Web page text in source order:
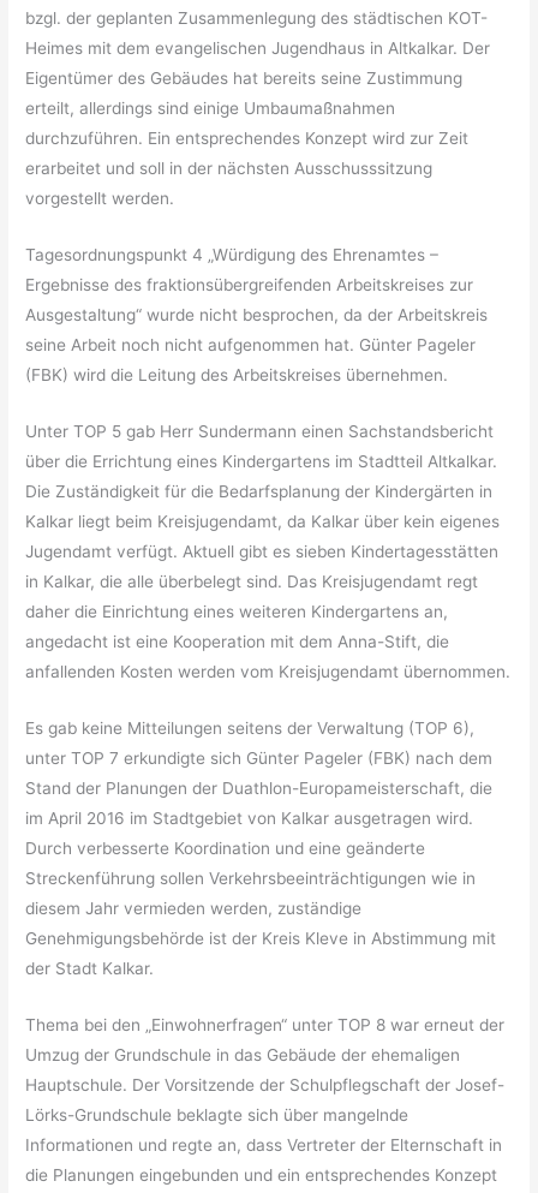
bzgl. der geplanten Zusammenlegung des städtischen KOT-
Heimes mit dem evangelischen Jugendhaus in Altkalkar. Der
Eigentümer des Gebäudes hat bereits seine Zustimmung
erteilt, allerdings sind einige Umbaumaßnahmen
durchzuführen. Ein entsprechendes Konzept wird zur Zeit
erarbeitet und soll in der nächsten Ausschusssitzung
vorgestellt werden.
Tagesordnungspunkt 4 „Würdigung des Ehrenamtes –
Ergebnisse des fraktionsübergreifenden Arbeitskreises zur
Ausgestaltung“ wurde nicht besprochen, da der Arbeitskreis
seine Arbeit noch nicht aufgenommen hat. Günter Pageler
(FBK) wird die Leitung des Arbeitskreises übernehmen.
Unter TOP 5 gab Herr Sundermann einen Sachstandsbericht
über die Errichtung eines Kindergartens im Stadtteil Altkalkar.
Die Zuständigkeit für die Bedarfsplanung der Kindergärten in
Kalkar liegt beim Kreisjugendamt, da Kalkar über kein eigenes
Jugendamt verfügt. Aktuell gibt es sieben Kindertagesstätten
in Kalkar, die alle überbelegt sind. Das Kreisjugendamt regt
daher die Einrichtung eines weiteren Kindergartens an,
angedacht ist eine Kooperation mit dem Anna-Stift, die
anfallenden Kosten werden vom Kreisjugendamt übernommen.
Es gab keine Mitteilungen seitens der Verwaltung (TOP 6),
unter TOP 7 erkundigte sich Günter Pageler (FBK) nach dem
Stand der Planungen der Duathlon-Europameisterschaft, die
im April 2016 im Stadtgebiet von Kalkar ausgetragen wird.
Durch verbesserte Koordination und eine geänderte
Streckenführung sollen Verkehrsbeeinträchtigungen wie in
diesem Jahr vermieden werden, zuständige
Genehmigungsbehörde ist der Kreis Kleve in Abstimmung mit
der Stadt Kalkar.
Thema bei den „Einwohnerfragen“ unter TOP 8 war erneut der
Umzug der Grundschule in das Gebäude der ehemaligen
Hauptschule. Der Vorsitzende der Schulpflegschaft der Josef-
Lörks-Grundschule beklagte sich über mangelnde
Informationen und regte an, dass Vertreter der Elternschaft in
die Planungen eingebunden und ein entsprechendes Konzept